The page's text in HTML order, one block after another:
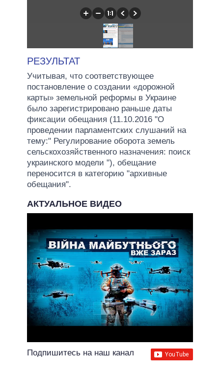
РЕЗУЛЬТАТ
Учитывая, что соответствующее
постановление о создании «дорожной
карты» земельной реформы в Украине
было зарегистрировано раньше даты
фиксации обещания (11.10.2016 "О
проведении парламентских слушаний на
тему:" Регулирование оборота земель
сельскохозяйственного назначения: поиск
украинского модели "), обещание
переносится в категорию "архивные
обещания".
АКТУАЛЬНОЕ ВИДЕО
Подпишитесь на наш канал